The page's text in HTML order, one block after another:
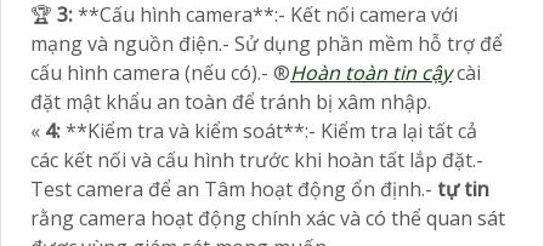
️🏆 3:**Cấu hình camera**:- Kết nối camera với
mạng và nguồn điện.- Sử dụng phần mềm hỗ trợ để
cấu hình camera (nếu có).- ®️Hoàn toàn tin cậycài
đặt mật khẩu an toàn để tránh bị xâm nhập.
« 4:**Kiểm tra và kiểm soát**:- Kiểm tra lại tất cả
các kết nối và cấu hình trước khi hoàn tất lắp đặt.-
Test camera để an Tâm hoạt động ổn định.- tự tin
rằng camera hoạt động chính xác và có thể quan sát